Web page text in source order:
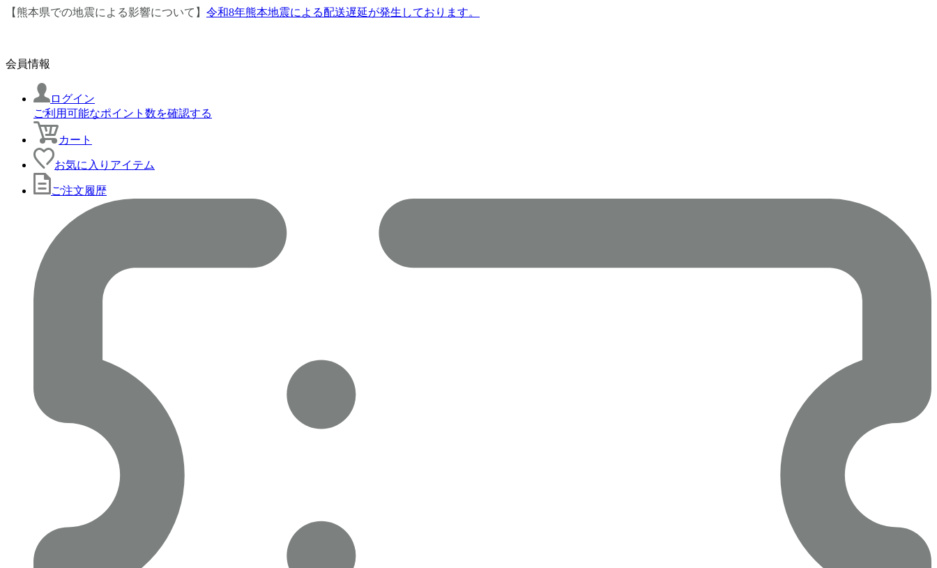
【熊本県での地震による影響について】 令和8年熊本地震による配送遅延が発生しております。
会員情報
ログイン
ご利用可能なポイント数を確認する
カート
お気に入りアイテム
ご注文履歴